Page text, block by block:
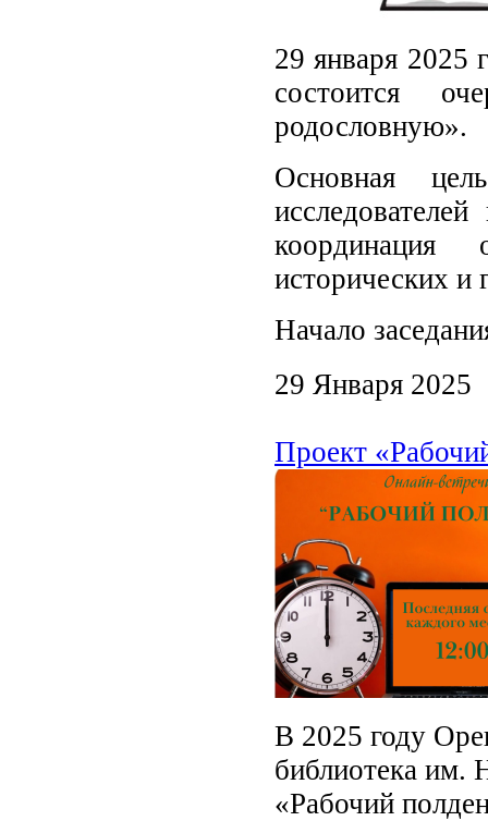
29 января 2025
состоится
родословную».
Основная
координация
исторических и
Начало
29 Января 2025
Проект
В 2025 году
библиотека им.
«Рабочий